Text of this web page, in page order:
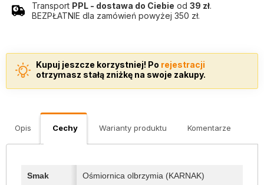
Transport PPL - dostawa do Ciebie od 39 zł.
BEZPŁATNIE dla zamówień powyżej 350 zł.
Kupuj jeszcze korzystniej! Po rejestracji
otrzymasz stałą zniżkę na swoje zakupy.
Opis Cechy Warianty produktu Komentarze
Smak Ośmiornica olbrzymia (KARNAK)